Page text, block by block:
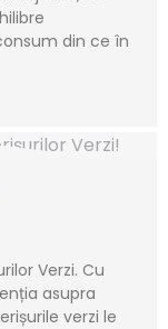
din ce în
Verzi. Cu
asupra
verzi le